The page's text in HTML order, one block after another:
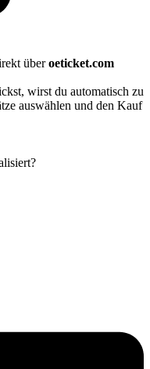
überoeticket.com
wirst du automatisch zu
auswählen und den Kauf